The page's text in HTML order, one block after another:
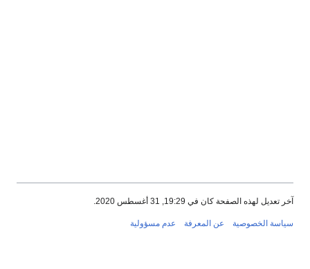
آخر تعديل لهذه الصفحة كان في 19:29, 31 أغسطس 2020.
سياسة الخصوصية عن المعرفة عدم مسؤولية